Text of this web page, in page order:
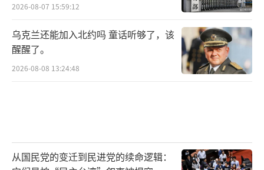
2026-08-07 15:59:12
乌克兰还能加入北约吗 童话听够了，该
醒醒了。
2026-08-08 13:24:48
从国民党的变迁到民进党的续命逻辑：